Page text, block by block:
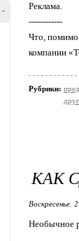
-
Реклама.
------------
Что, помимо
компании
Рубрики:
КАК
Воскресенье,
Необычное